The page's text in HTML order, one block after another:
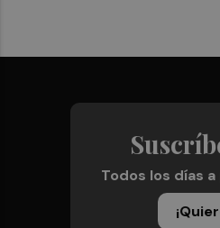
Todos los días